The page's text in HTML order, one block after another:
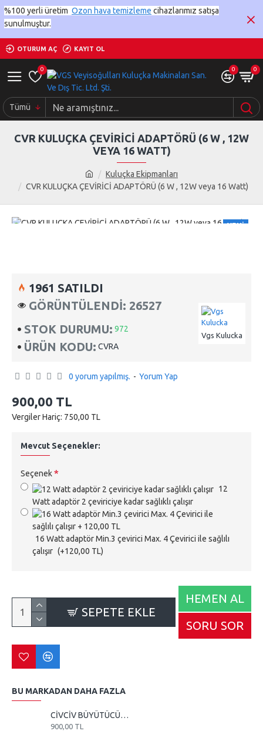
%100 yerli üretim Ozon hava temizleme cihazlarımız satışa
sunulmuştur.
OTURUM AÇ KAYIT OL
0 0 0
Tümü
Kuluçka Ekipmanları
CVR KULUÇKA ÇEVİRİCİ ADAPTÖRÜ (6 W , 12W veya 16 Watt)
CVR KULUÇKA ÇEVİRİCİ ADAPTÖRÜ (6 W , 12W
VEYA 16 WATT)
YENI
STOK DURUMU: 972
ÜRÜN KODU: CVRA
Vgs Kulucka
1961 SATILDI
GÖRÜNTÜLENDI: 26527
0 yorum yapılmış. - Yorum Yap
900,00 TL
Vergiler Hariç: 750,00 TL
Mevcut Seçenekler:
Seçenek
12
Watt adaptör 2 çeviriciye kadar sağlıklı çalışır
16 Watt adaptör Min.3 çevirici Max. 4 Çevirici ile sağlılı
çalışır (+120,00 TL)
SEPETE EKLE
HEMEN AL
SORU SOR
BU MARKADAN DAHA FAZLA
CİVCİV BÜYÜTÜCÜ VE KULUÇKA 110 WATT REZİSTANS
900,00 TL